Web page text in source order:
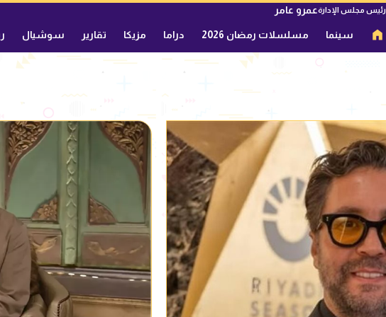
رئيس مجلس الإدارةعمرو عامر
سينما مسلسلات رمضان 2026 دراما مزيكا تقارير سوشيال